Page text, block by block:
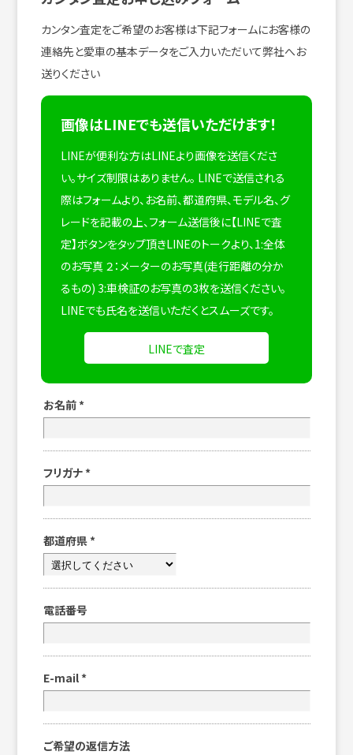
カンタン査定をご希望のお客様は下記フォームにお客様の
連絡先と愛車の基本データをご入力いただいて弊社へお
送りください
画像はLINEでも送信いただけます！
LINEが便利な方はLINEより画像を送信くださ
い。サイズ制限はありません。 LINEで送信される
際はフォームより、お名前、都道府県、モデル名、グ
レードを記載の上、フォーム送信後に【LINEで査
定】ボタンをタップ頂きLINEのトークより、1:全体
のお写真 ２：メーターのお写真(走行距離の分か
るもの) 3:車検証のお写真の3枚を送信ください。
LINEでも氏名を送信いただくとスムーズです。
LINEで査定
お名前 *
フリガナ *
都道府県 *
電話番号
E-mail *
ご希望の返信方法